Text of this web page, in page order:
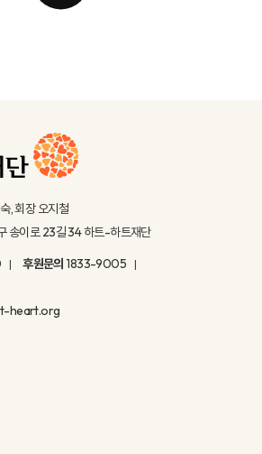
, 회장 오지철
송이로 23길 34 하트-하트재단
후원문의1833-9005
heart.org